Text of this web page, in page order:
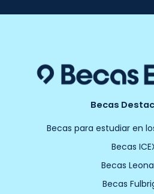
Becas
Becas para estudiar en
Becas
Becas
Becas